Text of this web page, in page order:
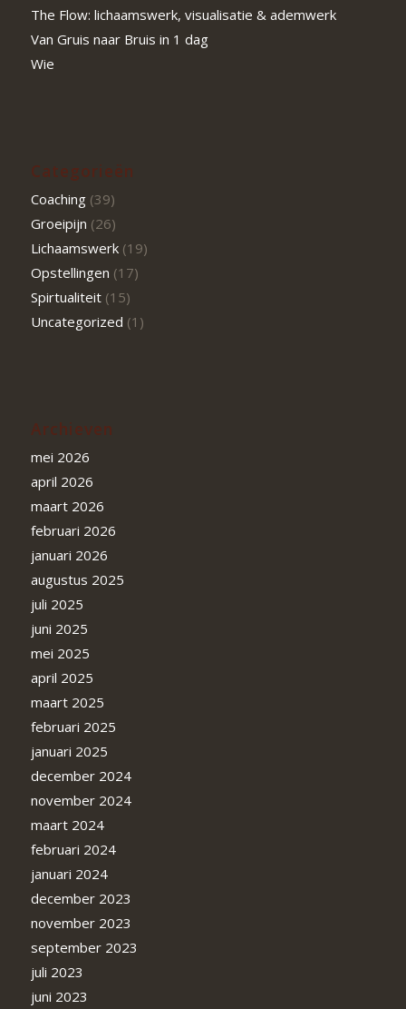
The Flow: lichaamswerk, visualisatie & ademwerk
Van Gruis naar Bruis in 1 dag
Wie
Categorieën
Coaching(39)
Groeipijn (26)
Lichaamswerk(19)
Opstellingen (17)
Spirtualiteit(15)
Uncategorized (1)
Archieven
mei 2026
april 2026
maart 2026
februari 2026
januari 2026
augustus 2025
juli 2025
juni 2025
mei 2025
april 2025
maart 2025
februari 2025
januari 2025
december 2024
november 2024
maart 2024
februari 2024
januari 2024
december 2023
november 2023
september 2023
juli 2023
juni 2023